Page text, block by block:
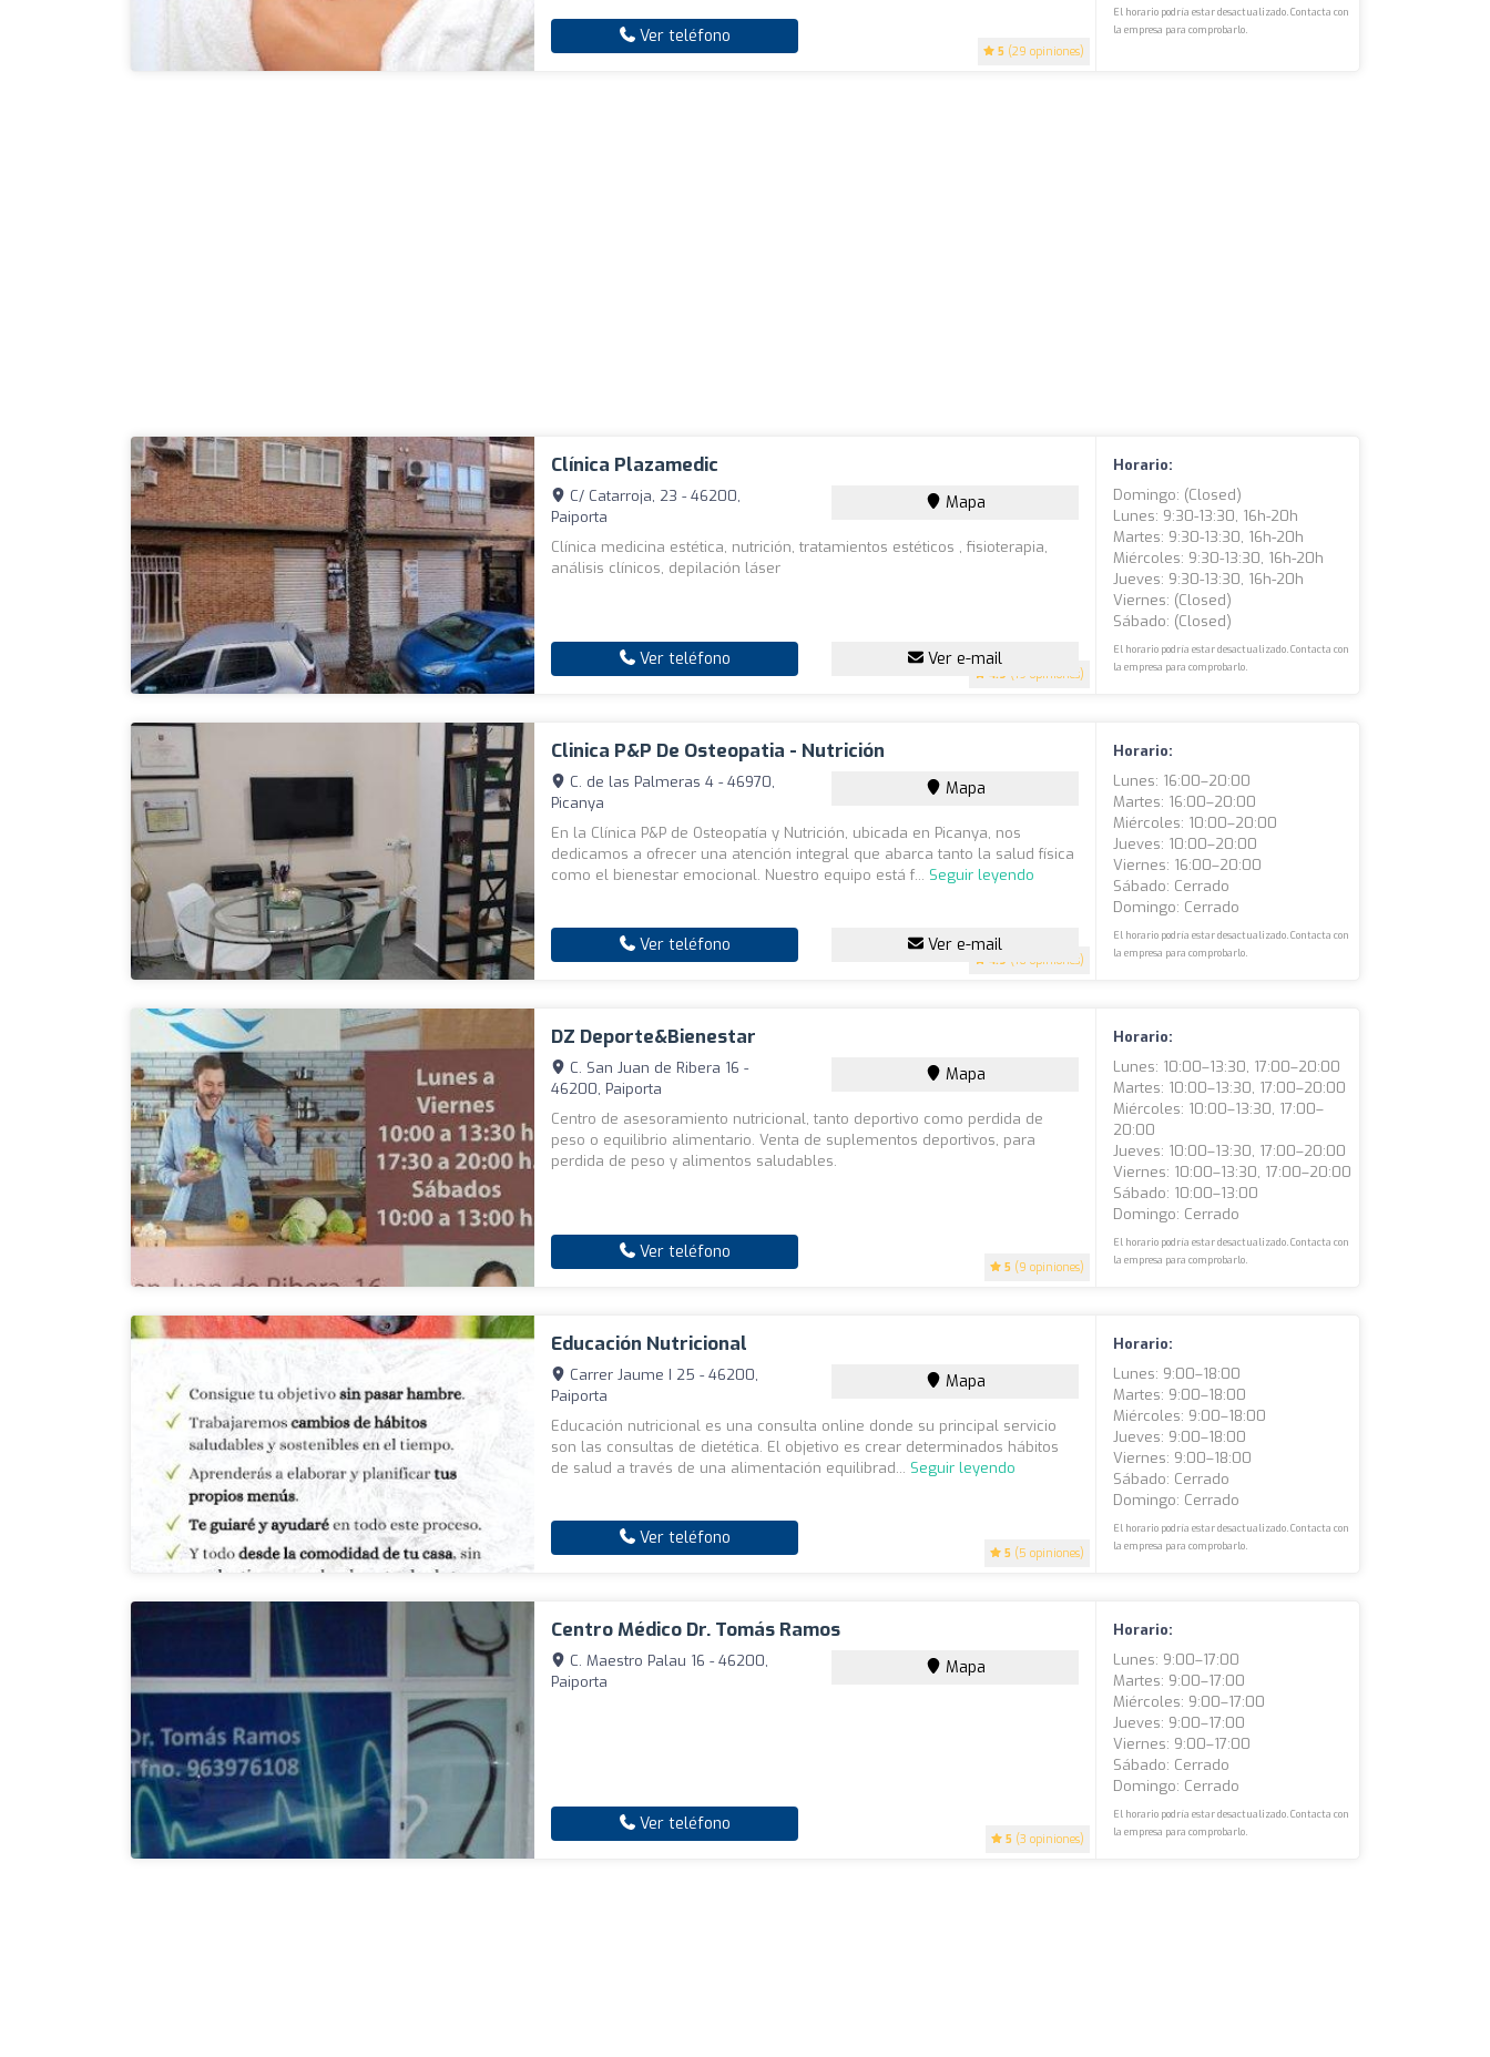
5 (29 opiniones)
Ver teléfono
El horario podría estar desactualizado. Contacta con
la empresa para comprobarlo.
Clínica Plazamedic
4.9 (19 opiniones)
C/ Catarroja, 23 - 46200,
Paiporta
Mapa
Clínica medicina estética, nutrición, tratamientos estéticos , fisioterapia,
análisis clínicos, depilación láser
Ver teléfono Ver e-mail
Horario:
Domingo: (closed)
Lunes: 9:30-13:30, 16h-20h
Martes: 9:30-13:30, 16h-20h
Miércoles: 9:30-13:30, 16h-20h
Jueves: 9:30-13:30, 16h-20h
Viernes: (closed)
Sábado: (closed)
El horario podría estar desactualizado. Contacta con
la empresa para comprobarlo.
Clinica P&P De Osteopatia - Nutrición
4.9 (16 opiniones)
C. de las Palmeras 4 - 46970,
Picanya
Mapa
En la Clínica P&P de Osteopatía y Nutrición, ubicada en Picanya, nos
dedicamos a ofrecer una atención integral que abarca tanto la salud física
como el bienestar emocional. Nuestro equipo está f... Seguir leyendo
Ver teléfono Ver e-mail
Horario:
Lunes: 16:00–20:00
Martes: 16:00–20:00
Miércoles: 10:00–20:00
Jueves: 10:00–20:00
Viernes: 16:00–20:00
Sábado: Cerrado
Domingo: Cerrado
El horario podría estar desactualizado. Contacta con
la empresa para comprobarlo.
DZ Deporte&Bienestar
5 (9 opiniones)
C. San Juan de Ribera 16 -
46200, Paiporta
Mapa
Centro de asesoramiento nutricional, tanto deportivo como perdida de
peso o equilibrio alimentario. Venta de suplementos deportivos, para
perdida de peso y alimentos saludables.
Ver teléfono
Horario:
Lunes: 10:00–13:30, 17:00–20:00
Martes: 10:00–13:30, 17:00–20:00
Miércoles: 10:00–13:30, 17:00–
20:00
Jueves: 10:00–13:30, 17:00–20:00
Viernes: 10:00–13:30, 17:00–20:00
Sábado: 10:00–13:00
Domingo: Cerrado
El horario podría estar desactualizado. Contacta con
la empresa para comprobarlo.
Educación Nutricional
5 (5 opiniones)
Carrer Jaume I 25 - 46200,
Paiporta
Mapa
Educación nutricional es una consulta online donde su principal servicio
son las consultas de dietética. El objetivo es crear determinados hábitos
de salud a través de una alimentación equilibrad... Seguir leyendo
Ver teléfono
Horario:
Lunes: 9:00–18:00
Martes: 9:00–18:00
Miércoles: 9:00–18:00
Jueves: 9:00–18:00
Viernes: 9:00–18:00
Sábado: Cerrado
Domingo: Cerrado
El horario podría estar desactualizado. Contacta con
la empresa para comprobarlo.
Centro Médico Dr. Tomás Ramos
5 (3 opiniones)
C. Maestro Palau 16 - 46200,
Paiporta
Mapa
Ver teléfono
Horario:
Lunes: 9:00–17:00
Martes: 9:00–17:00
Miércoles: 9:00–17:00
Jueves: 9:00–17:00
Viernes: 9:00–17:00
Sábado: Cerrado
Domingo: Cerrado
El horario podría estar desactualizado. Contacta con
la empresa para comprobarlo.